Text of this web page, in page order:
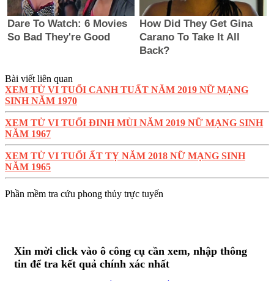
Bài viết liên quan
XEM TỬ VI TUỔI CANH TUẤT NĂM 2019 NỮ MẠNG
SINH NĂM 1970
XEM TỬ VI TUỔI ĐINH MÙI NĂM 2019 NỮ MẠNG SINH
NĂM 1967
XEM TỬ VI TUỔI ẤT TỴ NĂM 2018 NỮ MẠNG SINH
NĂM 1965
Phần mềm tra cứu phong thủy trực tuyến
Xin mời click vào ô công cụ cần xem, nhập thông
tin để tra kết quả chính xác nhất